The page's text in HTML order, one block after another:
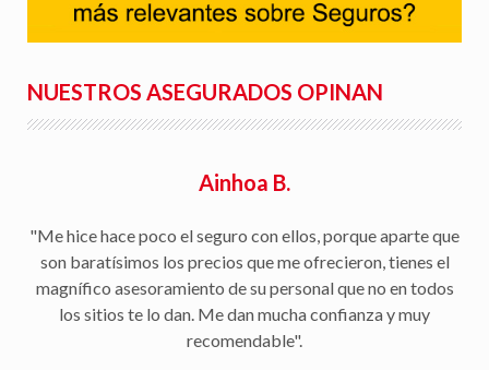
NUESTROS ASEGURADOS OPINAN
Ainhoa B.
"Me hice hace poco el seguro con ellos, porque aparte que
son baratísimos los precios que me ofrecieron, tienes el
magnífico asesoramiento de su personal que no en todos
los sitios te lo dan. Me dan mucha confianza y muy
recomendable".